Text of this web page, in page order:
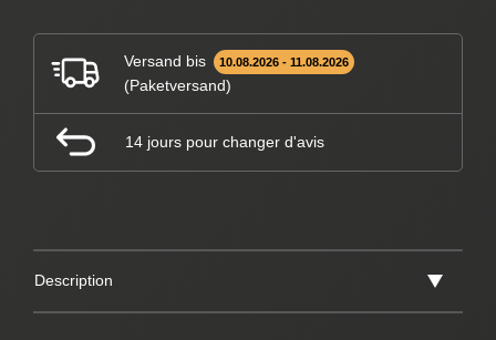
Versand bis 10.08.2026 - 11.08.2026
(Paketversand)
14 jours pour changer d'avis
Description